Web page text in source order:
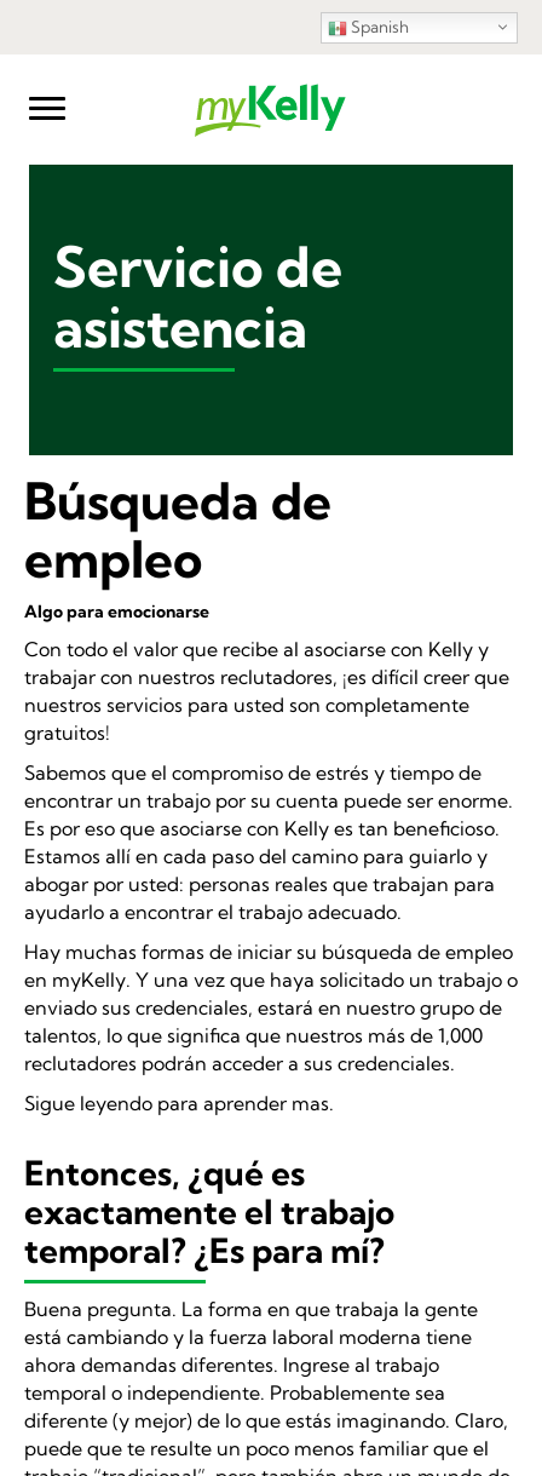
Spanish
Servicio de
asistencia
Búsqueda de
empleo
Algo para emocionarse
Con todo el valor que recibe al asociarse con Kelly y
trabajar con nuestros reclutadores, ¡es difícil creer que
nuestros servicios para usted son completamente
gratuitos!
Sabemos que el compromiso de estrés y tiempo de
encontrar un trabajo por su cuenta puede ser enorme.
Es por eso que asociarse con Kelly es tan beneficioso.
Estamos allí en cada paso del camino para guiarlo y
abogar por usted: personas reales que trabajan para
ayudarlo a encontrar el trabajo adecuado.
Hay muchas formas de iniciar su búsqueda de empleo
en myKelly. Y una vez que haya solicitado un trabajo o
enviado sus credenciales, estará en nuestro grupo de
talentos, lo que significa que nuestros más de 1,000
reclutadores podrán acceder a sus credenciales.
Sigue leyendo para aprender mas.
Entonces, ¿qué es
exactamente el trabajo
temporal? ¿Es para mí?
Buena pregunta. La forma en que trabaja la gente
está cambiando y la fuerza laboral moderna tiene
ahora demandas diferentes. Ingrese al trabajo
temporal o independiente. Probablemente sea
diferente (y mejor) de lo que estás imaginando. Claro,
puede que te resulte un poco menos familiar que el